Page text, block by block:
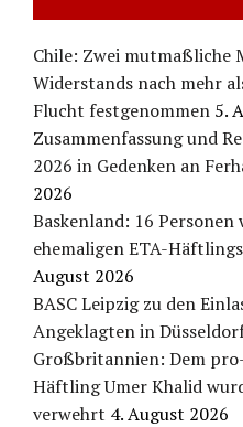
Chile: Zwei mutmaßliche
Widerstands nach mehr
Flucht festgenommen 5.
Zusammenfassung und
2026 in Gedenken an
2026
Baskenland: 16 Personen
ehemaligen ETA-
August 2026
BASC Leipzig zu den
Angeklagten in
Großbritannien: Dem
Häftling Umer Khalid
verwehrt 4. August 2026